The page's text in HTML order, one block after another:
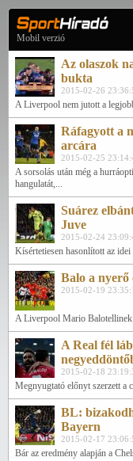
Mobil verzió
Az olaszok
bukta
2015-02-26
A Liverpool nem jutott a
Ráfagyott a
arcára
2015-02-25
A sorsolás után még a
hangulatát,...
Suárez
Juve
2015-02-24
Kísértetiesen hasonlított az
Balo a nyerő
2015-02-19
A Liverpool Mario Balotellinek
A Real fél
2015-02-18
Megnyugtató előnyt szerzett a
BL:
Bayern
2015-02-17
Bár az eredmény alapján a